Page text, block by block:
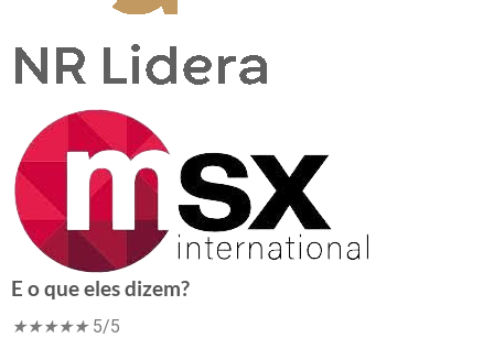
E o que eles dizem?
★★★★★5/5